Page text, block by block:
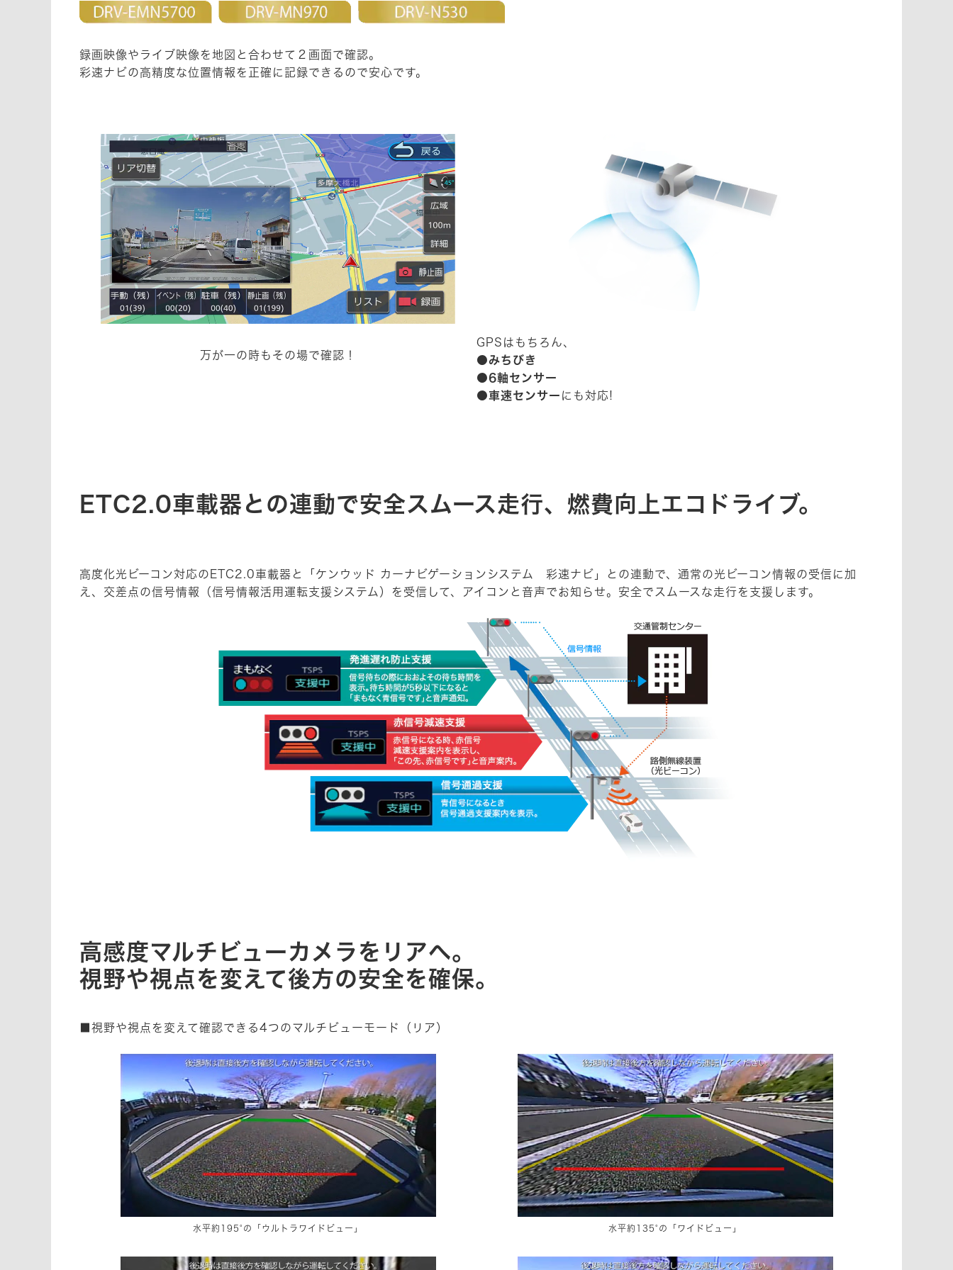
録画映像やライブ映像を地図と合わせて２画面で確認。
彩速ナビの高精度な位置情報を正確に記録できるので安心です。
万が一の時もその場で確認！
GPSはもちろん、
●みちびき
●6軸センサー
●車速センサー にも対応!
ETC2.0車載器との連動で安全スムース走行、燃費向上エコドライブ。
高度化光ビーコン対応のETC2.0車載器と「ケンウッド カーナビゲーションシステム 彩速ナビ」との連動で、通常の光ビーコン情報の受信に加
え、交差点の信号情報（信号情報活用運転支援システム）を受信して、アイコンと音声でお知らせ。安全でスムースな走行を支援します。
高感度マルチビューカメラをリアへ。
視野や視点を変えて後方の安全を確保。
■視野や視点を変えて確認できる4つのマルチビューモード（リア）
水平約195°の「ウルトラワイドビュー」 水平約135°の「ワイドビュー」